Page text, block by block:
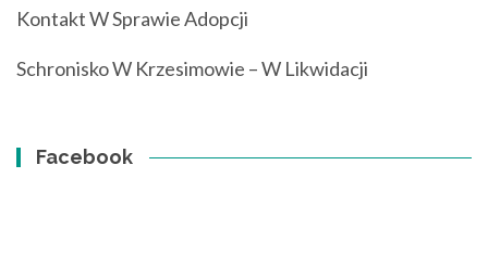
Kontakt W Sprawie Adopcji
Schronisko W Krzesimowie – W Likwidacji
Facebook